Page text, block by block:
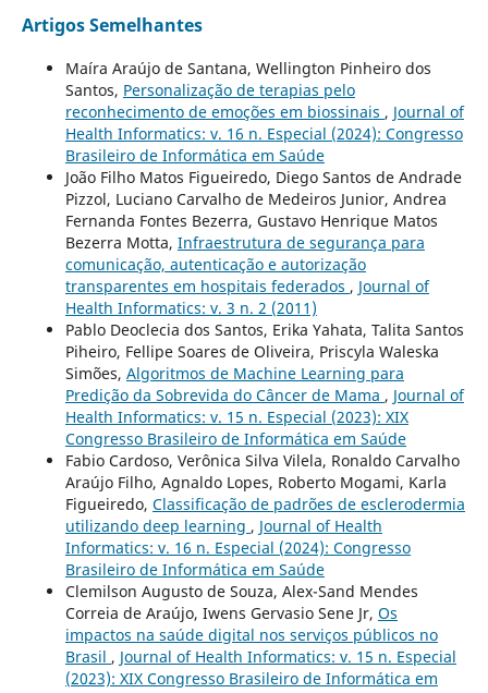
Artigos Semelhantes
Maíra Araújo de Santana, Wellington Pinheiro dos
Santos, Personalização de terapias pelo
reconhecimento de emoções em biossinais , Journal of
Health Informatics: v. 16 n. Especial (2024): Congresso
Brasileiro de Informática em Saúde
João Filho Matos Figueiredo, Diego Santos de Andrade
Pizzol, Luciano Carvalho de Medeiros Junior, Andrea
Fernanda Fontes Bezerra, Gustavo Henrique Matos
Bezerra Motta, Infraestrutura de segurança para
comunicação, autenticação e autorização
transparentes em hospitais federados , Journal of
Health Informatics: v. 3 n. 2 (2011)
Pablo Deoclecia dos Santos, Erika Yahata, Talita Santos
Piheiro, Fellipe Soares de Oliveira, Priscyla Waleska
Simões, Algoritmos de Machine Learning para
Predição da Sobrevida do Câncer de Mama , Journal of
Health Informatics: v. 15 n. Especial (2023): XIX
Congresso Brasileiro de Informática em Saúde
Fabio Cardoso, Verônica Silva Vilela, Ronaldo Carvalho
Araújo Filho, Agnaldo Lopes, Roberto Mogami, Karla
Figueiredo, Classificação de padrões de esclerodermia
utilizando deep learning , Journal of Health
Informatics: v. 16 n. Especial (2024): Congresso
Brasileiro de Informática em Saúde
Clemilson Augusto de Souza, Alex-Sand Mendes
Correia de Araújo, Iwens Gervasio Sene Jr, Os
impactos na saúde digital nos serviços públicos no
Brasil , Journal of Health Informatics: v. 15 n. Especial
(2023): XIX Congresso Brasileiro de Informática em